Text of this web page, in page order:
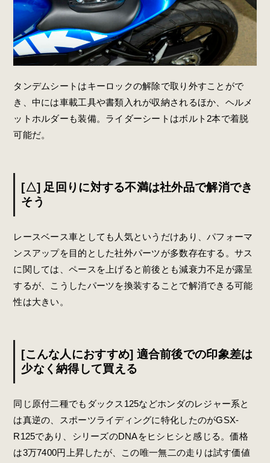
タンデムシートはキーロックの解除で取り外すことがで
き、中には車載工具や書類入れが収納されるほか、ヘルメ
ットホルダーも装備。ライダーシートはボルト2本で着脱
可能だ。
[△] 足回りに対する不満は社外品で解消でき
そう
レースベース車としても人気というだけあり、パフォーマ
ンスアップを目的とした社外パーツが多数存在する。サス
に関しては、ペースを上げると前後とも減衰力不足が露呈
するが、こうしたパーツを換装することで解消できる可能
性は大きい。
[こんな人におすすめ] 適合前後での印象差は
少なく納得して買える
同じ原付二種でもダックス125などホンダのレジャー系と
は真逆の、スポーツライディングに特化したのがGSX-
R125であり、シリーズのDNAをヒシヒシと感じる。価格
は3万7400円上昇したが、この唯一無二の走りは試す価値